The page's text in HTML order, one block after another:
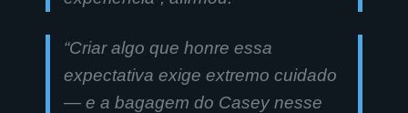
“Criar algo que honre essa
expectativa exige extremo cuidado
— e a bagagem do Casey nesse